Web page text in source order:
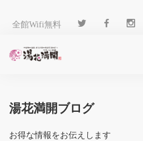
全館Wifi無料
過ごし方
客 室
温 泉
湯花満開ブログ
お得な情報をお伝えします